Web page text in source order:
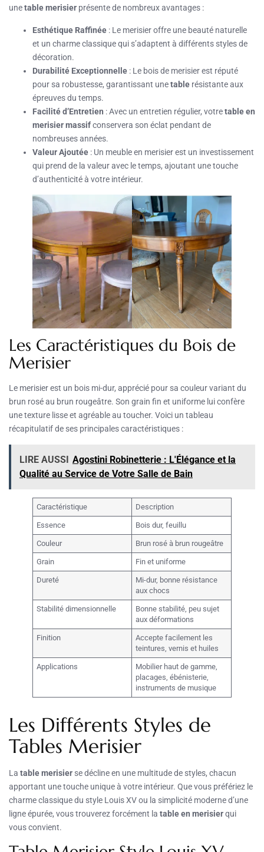
unetable merisier présente de nombreux avantages :
Esthétique Raffinée : Le merisier offre une beauté naturelle
et un charme classique qui s’adaptent à différents styles de
décoration.
Durabilité Exceptionnelle : Le bois de merisier est réputé
pour sa robustesse, garantissant unetable résistante aux
épreuves du temps.
Facilité d’Entretien : Avec un entretien régulier, votretable en
merisier massifconservera son éclat pendant de
nombreuses années.
Valeur Ajoutée : Un meuble en merisier est un investissement
qui prend de la valeur avec le temps, ajoutant une touche
d’authenticité à votre intérieur.
Les Caractéristiques du Bois de
Merisier
Le merisier est un bois mi-dur, apprécié pour sa couleur variant du
brun rosé au brun rougeâtre. Son grain fin et uniforme lui confère
une texture lisse et agréable au toucher. Voici un tableau
récapitulatif de ses principales caractéristiques :
LIRE AUSSI Agostini Robinetterie : L'Élégance et la
Qualité au Service de Votre Salle de Bain
Caractéristique Description
Essence Bois dur, feuillu
Couleur Brun rosé à brun rougeâtre
Grain Fin et uniforme
Dureté
Mi-dur, bonne résistance
aux chocs
Stabilité dimensionnelle
Bonne stabilité, peu sujet
aux déformations
Finition
Accepte facilement les
teintures, vernis et huiles
Applications
Mobilier haut de gamme,
placages, ébénisterie,
instruments de musique
Les Différents Styles de
Tables Merisier
La table merisier se décline en une multitude de styles, chacun
apportant une touche unique à votre intérieur. Que vous préfériez le
charme classique du style Louis XV ou la simplicité moderne d’une
ligne épurée, vous trouverez forcément la table en merisierqui
vous convient.